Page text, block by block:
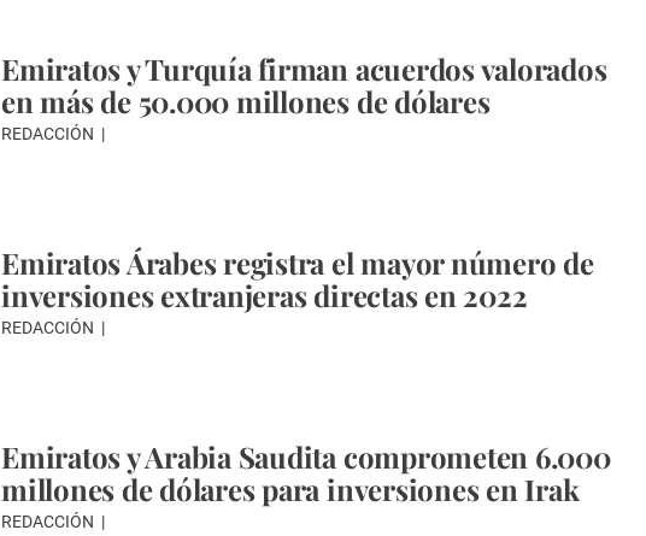
Emiratos y Turquía firman acuerdos valorados
en más de 50.000 millones de dólares
REDACCIÓN
Emiratos Árabes registra el mayor número de
inversiones extranjeras directas en 2022
REDACCIÓN
Emiratos y Arabia Saudita comprometen 6.000
millones de dólares para inversiones en Irak
REDACCIÓN